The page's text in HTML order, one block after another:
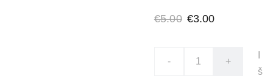
€5.00 €3.00
- +
š